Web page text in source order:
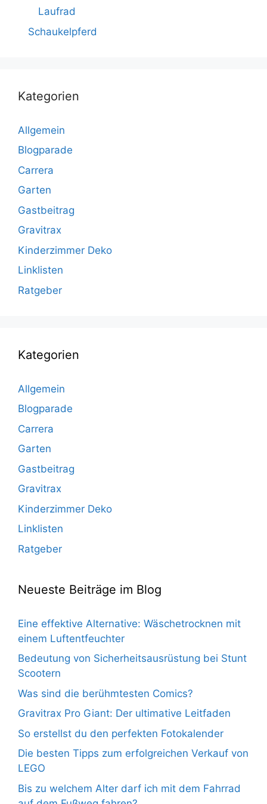
Laufrad
Schaukelpferd
Kategorien
Allgemein
Blogparade
Carrera
Garten
Gastbeitrag
Gravitrax
Kinderzimmer Deko
Linklisten
Ratgeber
Kategorien
Allgemein
Blogparade
Carrera
Garten
Gastbeitrag
Gravitrax
Kinderzimmer Deko
Linklisten
Ratgeber
Neueste Beiträge im Blog
Eine effektive Alternative: Wäschetrocknen mit
einem Luftentfeuchter
Bedeutung von Sicherheitsausrüstung bei Stunt
Scootern
Was sind die berühmtesten Comics?
Gravitrax Pro Giant: Der ultimative Leitfaden
So erstellst du den perfekten Fotokalender
Die besten Tipps zum erfolgreichen Verkauf von
LEGO
Bis zu welchem Alter darf ich mit dem Fahrrad